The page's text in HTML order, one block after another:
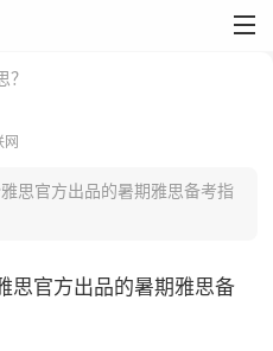
？
网
思官方出品的暑期雅思备考指
思官方出品的暑期雅思备